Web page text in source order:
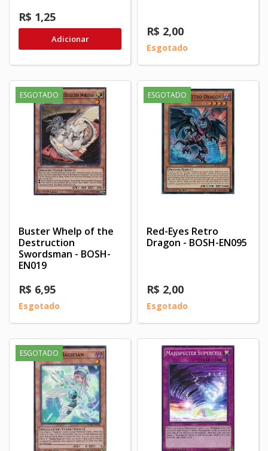
R$ 1,25
Adicionar
R$ 2,00
Esgotado
ESGOTADO
Buster Whelp of the
Destruction
Swordsman - BOSH-
EN019
R$ 6,95
Esgotado
ESGOTADO
Red-Eyes Retro
Dragon - BOSH-EN095
R$ 2,00
Esgotado
ESGOTADO